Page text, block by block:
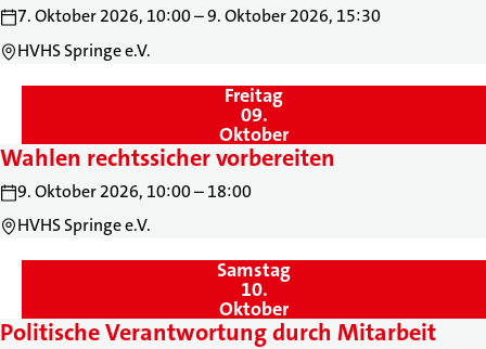
7. Oktober 2026, 10:00 – 9. Oktober 2026, 15:30
HVHS Springe e.V.
Freitag
09.
Oktober
Wahlen rechtssicher vorbereiten
9. Oktober 2026, 10:00 – 18:00
HVHS Springe e.V.
Samstag
10.
Oktober
Politische Verantwortung durch Mitarbeit